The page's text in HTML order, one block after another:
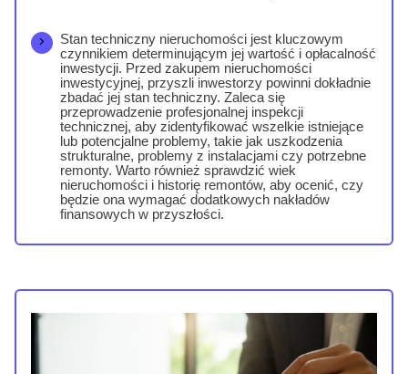
Stan techniczny nieruchomości jest kluczowym
czynnikiem determinującym jej wartość i opłacalność
inwestycji. Przed zakupem nieruchomości
inwestycyjnej, przyszli inwestorzy powinni dokładnie
zbadać jej stan techniczny. Zaleca się
przeprowadzenie profesjonalnej inspekcji
technicznej, aby zidentyfikować wszelkie istniejące
lub potencjalne problemy, takie jak uszkodzenia
strukturalne, problemy z instalacjami czy potrzebne
remonty. Warto również sprawdzić wiek
nieruchomości i historię remontów, aby ocenić, czy
będzie ona wymagać dodatkowych nakładów
finansowych w przyszłości.